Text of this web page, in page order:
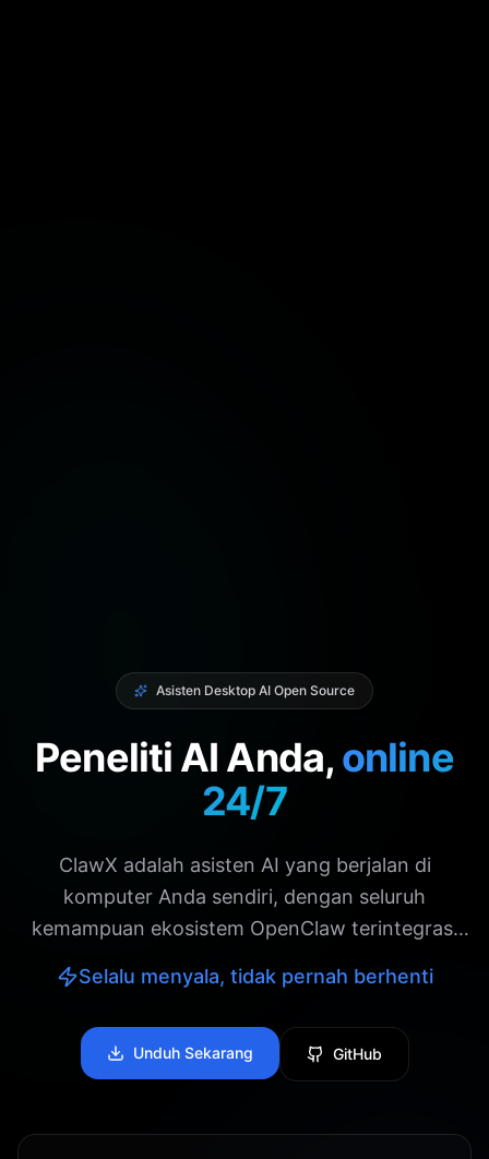
Asisten Desktop AI Open Source
Peneliti AI Anda, online
24/7
ClawX adalah asisten AI yang berjalan di
komputer Anda sendiri, dengan seluruh
kemampuan ekosistem OpenClaw terintegrasi
secara otonom dan mengirimkan hasilnya
melalui alat pesan yang biasa Anda gunakan.
Selalu menyala, tidak pernah berhenti
Unduh Sekarang GitHub